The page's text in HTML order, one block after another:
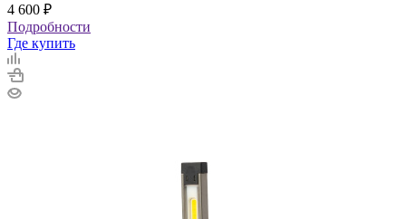
4 600 ₽
Подробности
Где купить